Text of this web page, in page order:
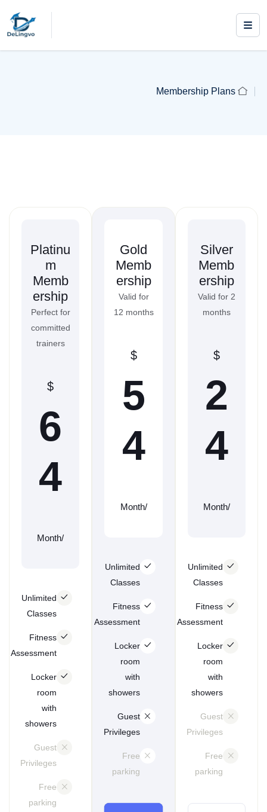
Membership Plans
Silver
Memb
ership
Valid for 2
months
$
2
4
/Month
Unlimited
Classes
Fitness
Assessment
Locker
room
with
showers
Guest
Privileges
Free
parking
Gold
Memb
ership
Valid for
12 months
$
5
4
/Month
Unlimited
Classes
Fitness
Assessment
Locker
room
with
showers
Guest
Privileges
Free
parking
Platinu
m
Memb
ership
Perfect for
committed
trainers
$
6
4
/Month
Unlimited
Classes
Fitness
Assessment
Locker
room
with
showers
Guest
Privileges
Free
parking